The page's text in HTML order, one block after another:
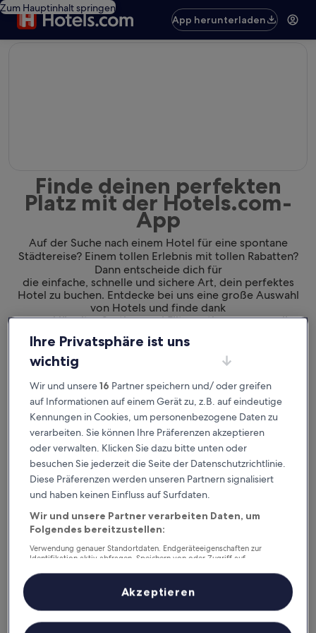
Zum Hauptinhalt springen
App herunterladen
Finde deinen perfekten
Platz mit der Hotels.com-
App
Auf der Suche nach einem Hotel für eine spontane
Städtereise? Einem tollen Erlebnis mit tollen Rabatten?
Dann entscheide dich für
die einfache, schnelle und sichere Art, dein perfektes
Hotel zu buchen. Entdecke bei uns eine große Auswahl
von Hotels und finde dank
ausgeklügelter Sortier- und Filteroptionen genau die
Unterkunft, die zu dir passt. Wir wollen schließlich sicher
sein,
dass dein Aufenthalt deine Erwartungen übertrifft.
Verfügbar für iOS und Android
Gute Gründe, unsere App
herunterzuladen
Ihre Privatsphäre ist uns
wichtig
Wir und unsere16 Partner speichern und/ oder greifen
auf Informationen auf einem Gerät zu, z.B. auf eindeutige
Kennungen in Cookies, um personenbezogene Daten zu
verarbeiten. Sie können Ihre Präferenzen akzeptieren
oder verwalten. Klicken Sie dazu bitte unten oder
besuchen Sie jederzeit die Seite der Datenschutzrichtlinie.
Diese Präferenzen werden unseren Partnern signalisiert
und haben keinen Einfluss auf Surfdaten.
Wir und unsere Partner verarbeiten Daten, um
Folgendes bereitzustellen:
Verwendung genauer Standortdaten. Endgeräteeigenschaften zur
Identifikation aktiv abfragen. Speichern von oder Zugriff auf
Inhalte, Messung von Werbeleistung und der Performance von Inhalten,
Zielgruppenforschung sowie Entwicklung und Verbesserung von
Liste der Partner (Lieferanten)
Akzeptieren